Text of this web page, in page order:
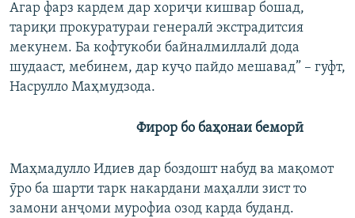
Агар фарз кардем дар хориҷи кишвар бошад,
тариқи прокуратураи генералӣ экстрадитсия
мекунем. Ба кофтукоби байналмиллалӣ дода
шудааст, мебинем, дар куҷо пайдо мешавад” – гуфт,
Насрулло Маҳмудзода.
Фирор бо баҳонаи беморӣ
Маҳмадулло Идиев дар боздошт набуд ва мақомот
ӯро ба шарти тарк накардани маҳалли зист то
замони анҷоми мурофиа озод карда буданд.